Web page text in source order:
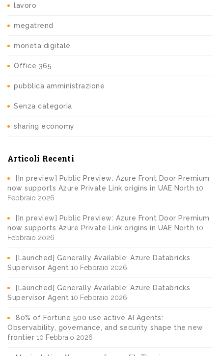
lavoro
megatrend
moneta digitale
Office 365
pubblica amministrazione
Senza categoria
sharing economy
Articoli Recenti
[In preview] Public Preview: Azure Front Door Premium
now supports Azure Private Link origins in UAE North 10
Febbraio 2026
[In preview] Public Preview: Azure Front Door Premium
now supports Azure Private Link origins in UAE North 10
Febbraio 2026
[Launched] Generally Available: Azure Databricks
Supervisor Agent 10 Febbraio 2026
[Launched] Generally Available: Azure Databricks
Supervisor Agent 10 Febbraio 2026
80% of Fortune 500 use active AI Agents:
Observability, governance, and security shape the new
frontier 10 Febbraio 2026